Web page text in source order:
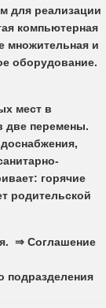
для реализации
компьютерная
множительная и
оборудование.
мест в
две перемены.
горячие
родительской
⇒ Соглашение
подразделения